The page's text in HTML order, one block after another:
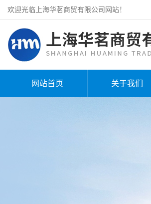
欢迎光临上海华茗商贸有限公司网站！
网站首页 关于我们